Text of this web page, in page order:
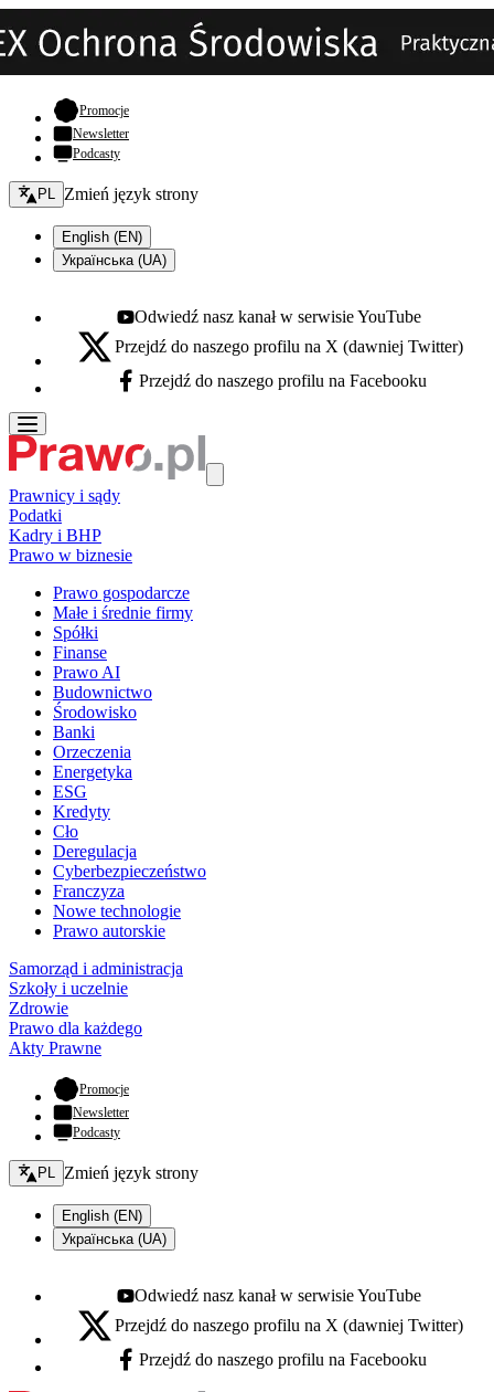
Promocje- otwiera się w nowej karcie
Newsletter
Podcasty
Zmień język - bieżący:
PL Zmień język strony
English (EN)
Українська (UA)
Youtube - otwiera się w nowej karcie
Odwiedź nasz kanał w serwisie YouTube
X - otwiera się w nowej karcie
Przejdź do naszego profilu na X (dawniej Twitter)
Facebook - otwiera się w nowej karcie
Przejdź do naszego profilu na Facebooku
Prawnicy i sądy
Podatki
Kadry i BHP
Prawo w biznesie
Prawo gospodarcze
Małe i średnie firmy
Spółki
Finanse
Prawo AI
Budownictwo
Środowisko
Banki
Orzeczenia
Energetyka
ESG
Kredyty
Cło
Deregulacja
Cyberbezpieczeństwo
Franczyza
Nowe technologie
Prawo autorskie
Samorząd i administracja
Szkoły i uczelnie
Zdrowie
Prawo dla każdego
Akty Prawne
Promocje- otwiera się w nowej karcie
Newsletter
Podcasty
Zmień język - bieżący:
PL Zmień język strony
English (EN)
Українська (UA)
Youtube - otwiera się w nowej karcie
Odwiedź nasz kanał w serwisie YouTube
X - otwiera się w nowej karcie
Przejdź do naszego profilu na X (dawniej Twitter)
Facebook - otwiera się w nowej karcie
Przejdź do naszego profilu na Facebooku